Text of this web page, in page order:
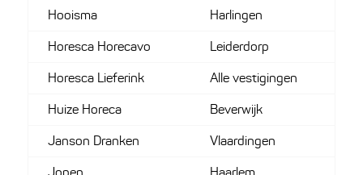
Hooisma Harlingen
Horesca Horecavo Leiderdorp
Horesca Lieferink Alle vestigingen
Huize Horeca Beverwijk
Janson Dranken Vlaardingen